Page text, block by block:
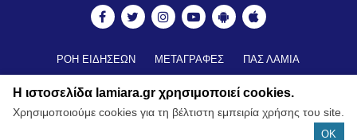
ΡΟΗ ΕΙΔΗΣΕΩΝ ΜΕΤΑΓΡΑΦΕΣ
ΠΑΣ ΛΑΜΙΑ
ΒΑΘΜΟΛΟΓΙΑ ΑΚΑΔΗΜΙΩΝ
ΚΥΠΕΛΛΟ
ΝΕΑ ΑΠΟ ΕΛΛΑΔΑ
FUTSAL
ΠΟΔΟΣΦΑΙΡΟ ΓΥΝΑΙΚΩΝ
Η ιστοσελίδα lamiara.gr χρησιμοποιεί cookies.
Χρησιμοποιούμε cookies για τη βέλτιστη εμπειρία χρήσης του site.
OK